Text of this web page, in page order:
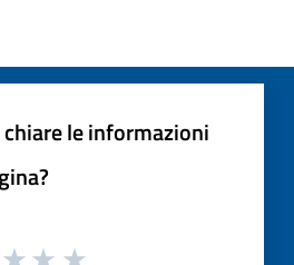
le informazioni